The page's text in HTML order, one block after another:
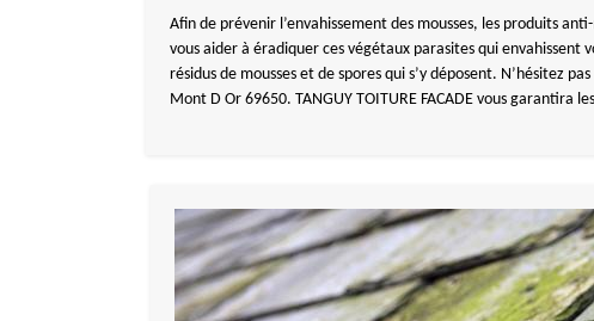
Afin de prévenir l’envahissement des mousses, les produits
vous aider à éradiquer ces végétaux parasites qui
résidus de mousses et de spores qui s’y déposent. N’hésitez
Mont D Or 69650. TANGUY TOITURE FACADE vous